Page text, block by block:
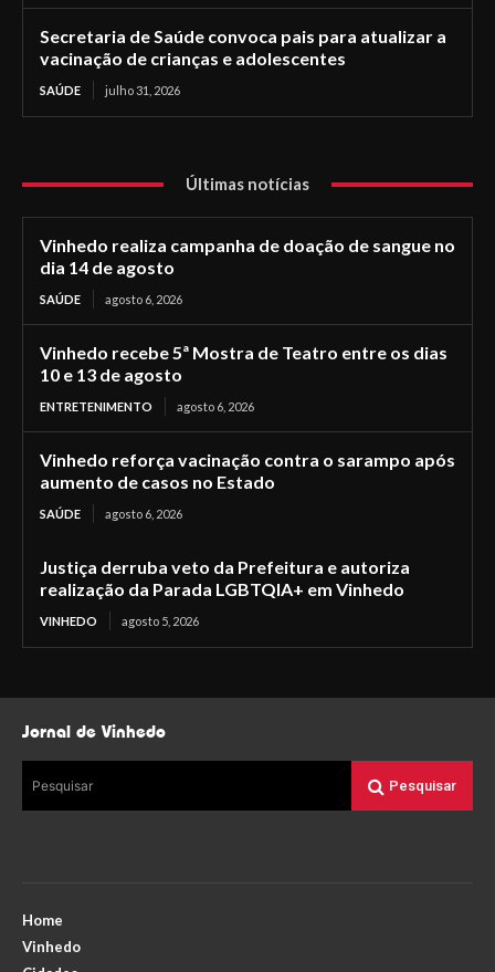
Secretaria de Saúde convoca pais para atualizar a
vacinação de crianças e adolescentes
SAÚDE julho 31, 2026
Últimas notícias
Vinhedo realiza campanha de doação de sangue no
dia 14 de agosto
SAÚDE agosto 6, 2026
Vinhedo recebe 5ª Mostra de Teatro entre os dias
10 e 13 de agosto
ENTRETENIMENTO agosto 6, 2026
Vinhedo reforça vacinação contra o sarampo após
aumento de casos no Estado
SAÚDE agosto 6, 2026
Justiça derruba veto da Prefeitura e autoriza
realização da Parada LGBTQIA+ em Vinhedo
VINHEDO agosto 5, 2026
Jornal de Vinhedo
Pesquisar Pesquisar
Home
Vinhedo